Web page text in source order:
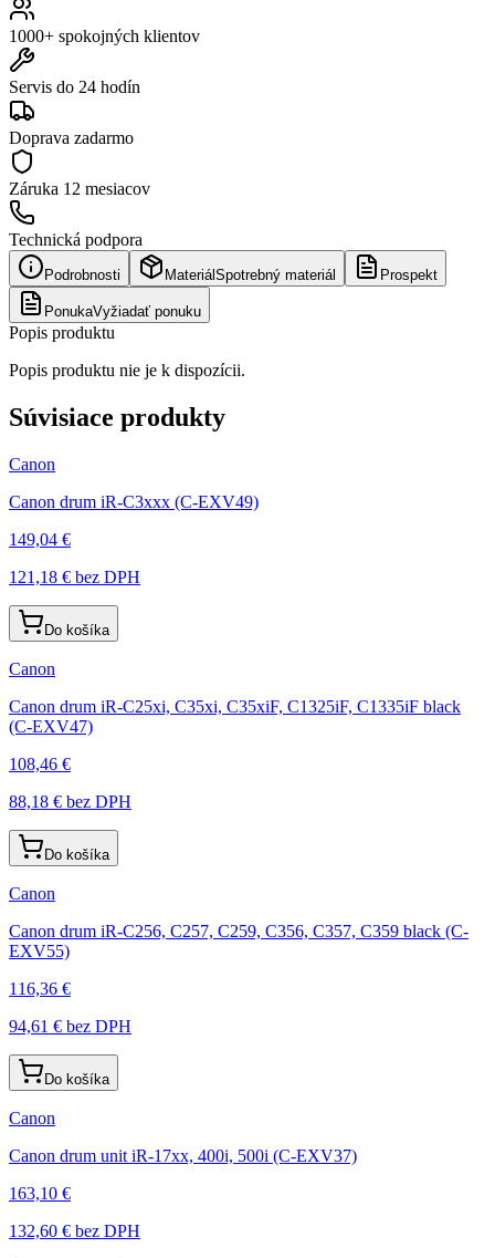
1000+ spokojných klientov
Servis do 24 hodín
Doprava zadarmo
Záruka 12 mesiacov
Technická podpora
Podrobnosti Materiál Spotrebný materiál Prospekt
PonukaVyžiadať ponuku
Popis produktu
Popis produktu nie je k dispozícii.
Súvisiace produkty
Canon
Canon drum iR-C3xxx (C-EXV49)
149,04 €
121,18 € bez DPH
Do košíka
Canon
Canon drum iR-C25xi, C35xi, C35xiF, C1325iF, C1335iF black
(C-EXV47)
108,46 €
88,18 € bez DPH
Do košíka
Canon
Canon drum iR-C256, C257, C259, C356, C357, C359 black (C-
EXV55)
116,36 €
94,61 € bez DPH
Do košíka
Canon
Canon drum unit iR-17xx, 400i, 500i (C-EXV37)
163,10 €
132,60 € bez DPH